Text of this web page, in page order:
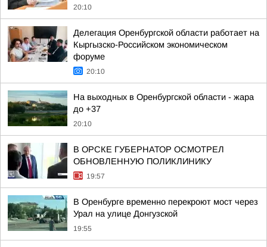
20:10
Делегация Оренбургской области работает на
Кыргызско-Российском экономическом
форуме
20:10
На выходных в Оренбургской области - жара
до +37
20:10
В ОРСКЕ ГУБЕРНАТОР ОСМОТРЕЛ
ОБНОВЛЕННУЮ ПОЛИКЛИНИКУ
19:57
В Оренбурге временно перекроют мост через
Урал на улице Донгузской
19:55